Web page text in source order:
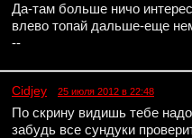
Да-там больше ничо
влево топай дальше-еще
--
Cidjey 25 июля 2012 в 22:48
По скрину видишь тебе
забудь все сундуки